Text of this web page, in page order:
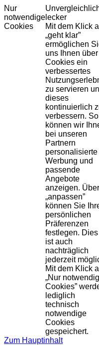
Nur
notwendige
Cookies
lecker
Mit dem Klick
„geht klar”
ermöglichen
uns Ihnen über
Cookies ein
verbessertes
zu servieren
dieses
kontinuierlich
verbessern. So
können wir
bei unseren
Partnern
personalisierte
Werbung und
passende
Angebote
anzeigen. Über
„anpassen”
können Sie
persönlichen
Präferenzen
festlegen. Dies
ist auch
nachträglich
jederzeit
Mit dem Klick
„Nur
Cookies”
lediglich
technisch
notwendige
Cookies
gespeichert.
Zum Hauptinhalt